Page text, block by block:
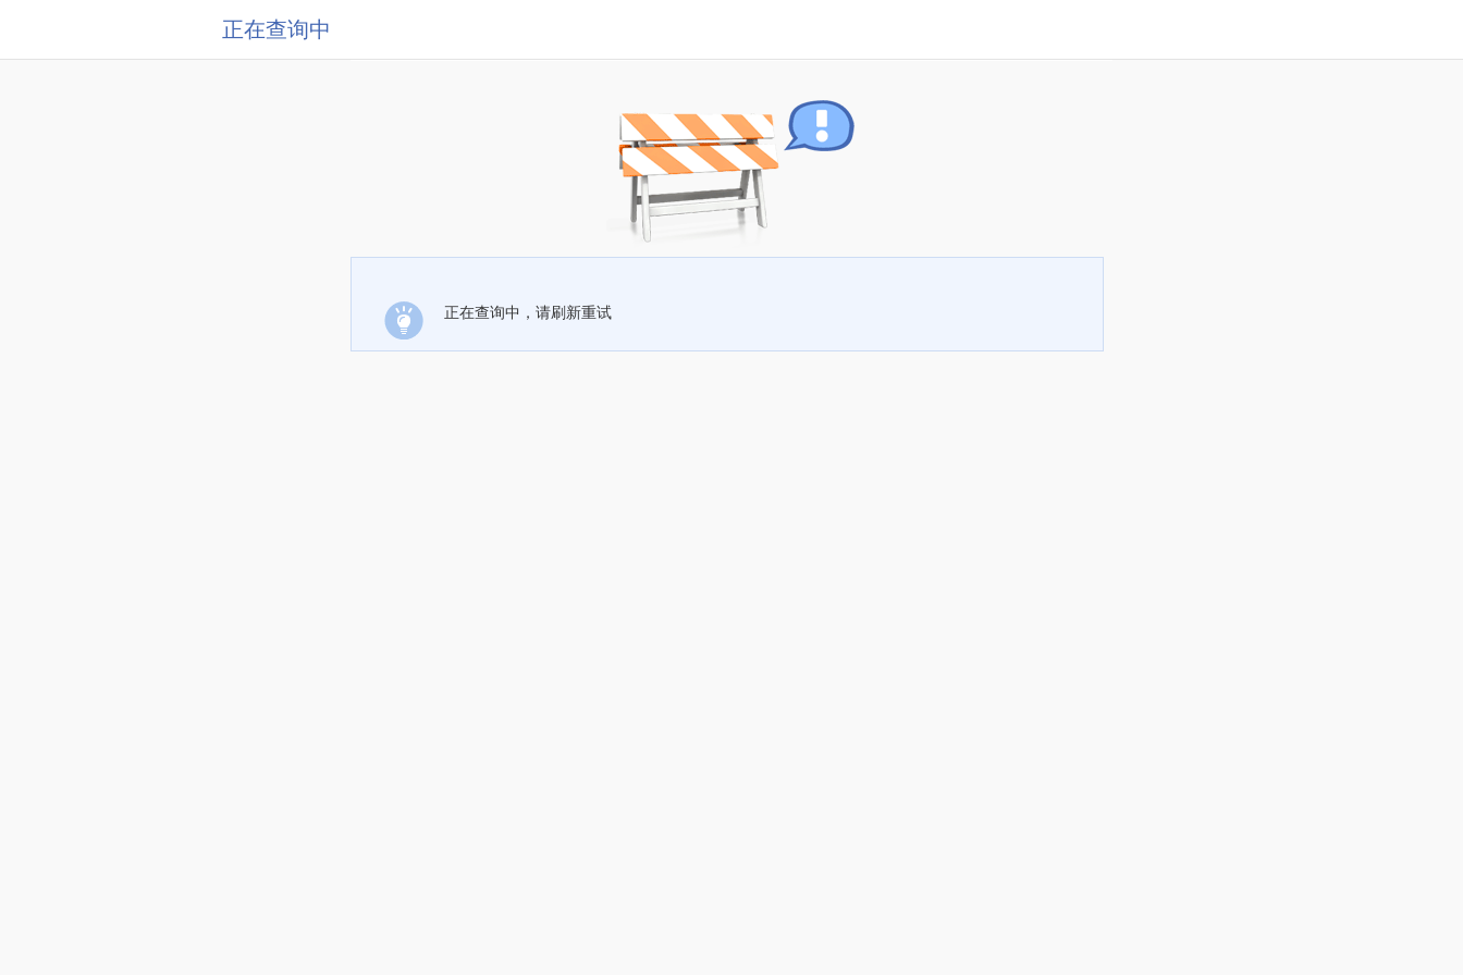
正在查询中
正在查询中，请刷新重试